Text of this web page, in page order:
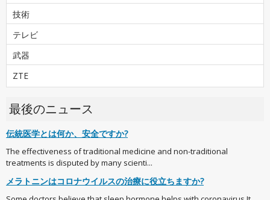
技術
テレビ
武器
ZTE
最後のニュース
伝統医学とは何か、安全ですか?
The effectiveness of traditional medicine and non-traditional
treatments is disputed by many scienti...
メラトニンはコロナウイルスの治療に役立ちますか?